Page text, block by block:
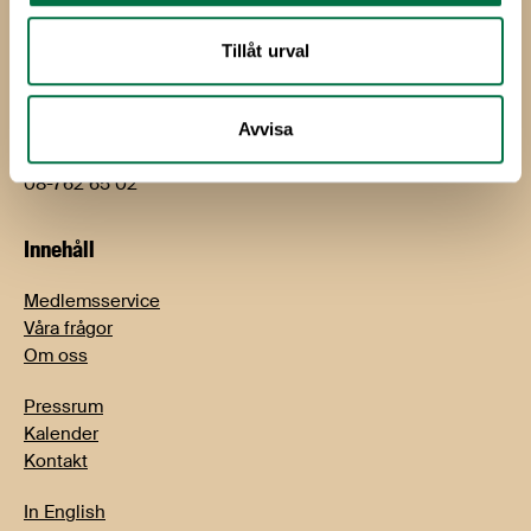
Tillåt urval
Avvisa
bjorn.hellman@li.se
Jimmy Sandell
Kommunikations- och näringspolitisk chef
jimmy.sandell@li.se
08-762 65 02
Innehåll
Medlemsservice
Våra frågor
Om oss
Pressrum
Kalender
Kontakt
In English